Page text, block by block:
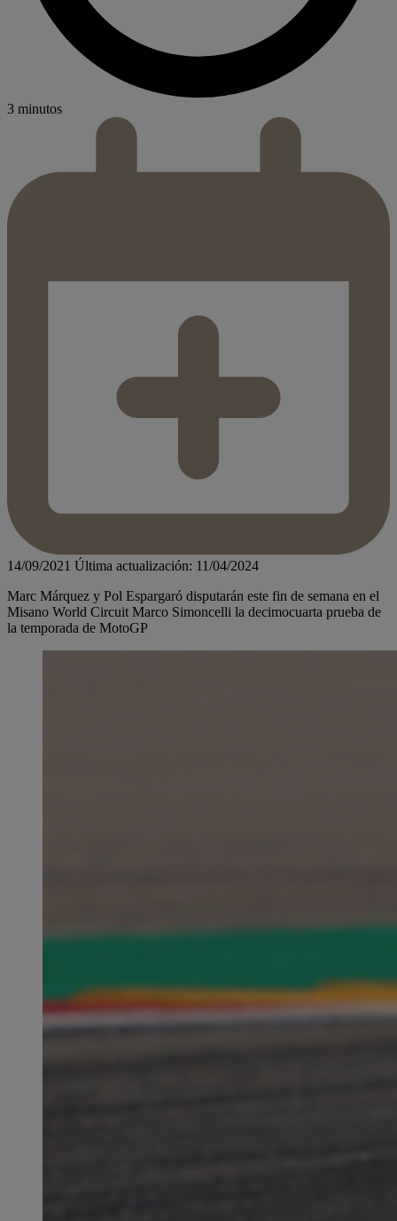
3 minutos
14/09/2021 Última actualización: 11/04/2024
Marc Márquez y Pol Espargaró disputarán este fin de semana en el
Misano World Circuit Marco Simoncelli la decimocuarta prueba de
la temporada de MotoGP